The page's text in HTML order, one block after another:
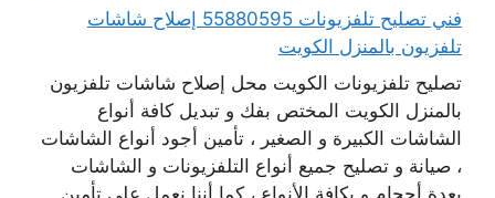
فني تصليح تلفزيونات 55880595 إصلاح شاشات
تلفزيون بالمنزل الكويت
تصليح تلفزيونات الكويت محل إصلاح شاشات تلفزيون
بالمنزل الكويت المختص بفك و تبديل كافة أنواع
الشاشات الكبيرة و الصغير ، تأمين أجود أنواع الشاشات
، صيانة و تصليح جميع أنواع التلفزيونات و الشاشات